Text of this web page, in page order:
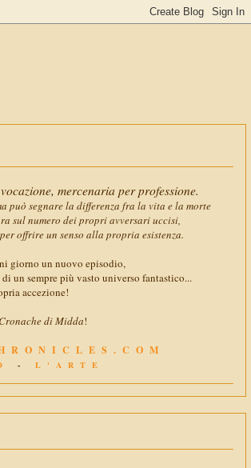
mercenaria per professione.
segnare la differenza fra la vita e la morte
sul numero dei propri avversari uccisi,
offrire un senso alla propria esistenza.
giorno un nuovo episodio,
un sempre più vasto universo fantastico...
accezione!
Cronache di Midda!
- L'ARTE